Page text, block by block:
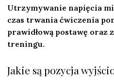
Utrzymywanie napięcia
czas trwania ćwiczenia
prawidłową postawę oraz
treningu.
Jakie są pozycja